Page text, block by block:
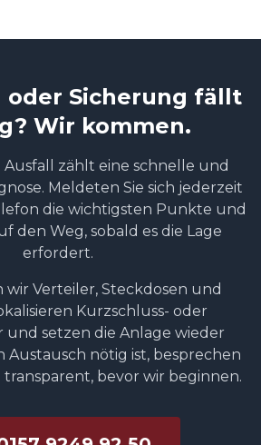
oder Sicherung fällt
Wir kommen.
zählt eine schnelle und
Meldeten Sie sich jederzeit
die wichtigsten Punkte und
den Weg, sobald es die Lage
erfordert.
Verteiler, Steckdosen und
Kurzschluss- oder
und setzen die Anlage wieder
Austausch nötig ist, besprechen
transparent, bevor wir beginnen.